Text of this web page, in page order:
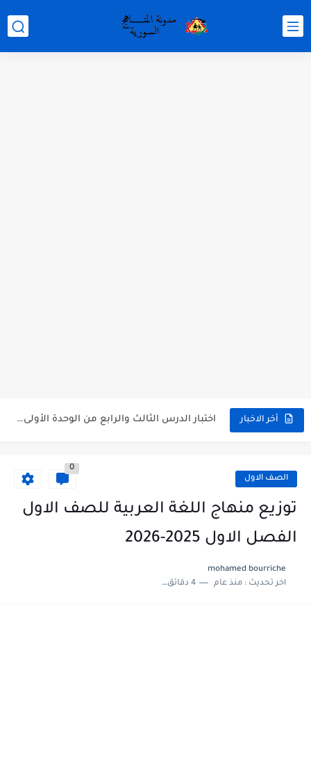
أخر الاخبار اختبار الدرس الثالث والرابع من الوحدة الأولى مع الحل في...
سلم تصحيح مادة اللغة العربية لشهادة التعليم الاساسي والاعدادية الشرعية...
حل أسئلة الكيمياء بكالوريا علمي دورة 2026
الصف الاول
0
توزيع منهاج اللغة العربية للصف الاول
الفصل الاول 2025-2026
mohamed bourriche
اخر تحديث :منذ عام 4 دقائق للقراءة